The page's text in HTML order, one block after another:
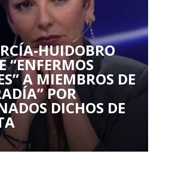
HUIDOBRO
“ENFERMOS
A MIEMBROS DE
POR
DICHOS DE